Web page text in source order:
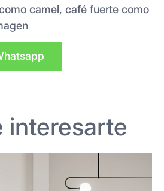
camel, café fuerte como
interesarte